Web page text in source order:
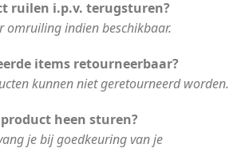
ruilen i.p.v. terugsturen?
omruiling indien beschikbaar.
items retourneerbaar?
kunnen niet geretourneerd worden.
heen sturen?
je bij goedkeuring van je